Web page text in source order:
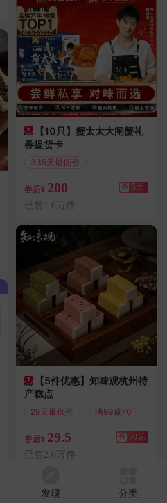
【10只】蟹太太大闸蟹礼
券提货卡
335天最低价
券后¥ 200 券 5元
已售1.0万件
【5件优惠】知味观杭州特
产糕点
29天最低价 满99减70
券后¥ 29.5 券 70元
已售2.0万件
发现 分类